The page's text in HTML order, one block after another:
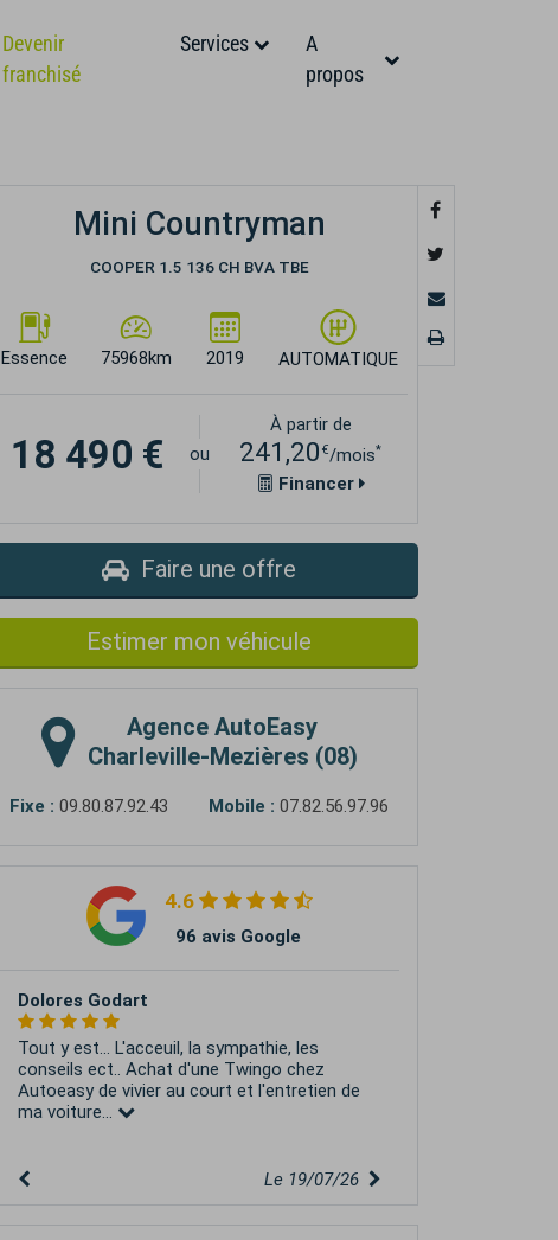
Devenir
franchisé
Services
A
propos
Mini Countryman
COOPER 1.5 136 CH BVA TBE
Essence 75968km 2019 AUTOMATIQUE
18 490 € ou
À partir de
241,20 €/mois*
Financer
Faire une offre
Estimer mon véhicule
Agence AutoEasy
Charleville-Mezières (08)
Fixe : 09.80.87.92.43 Mobile : 07.82.56.97.96
4.6
96 avis Google
Ambrosio Da Silva
Très bon accueil, personne très
professionnel. Je recommande sans hésiter.
Le 29/05/26